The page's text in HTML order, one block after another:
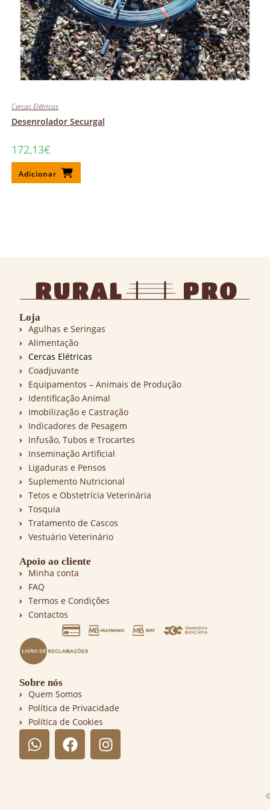
Cercas Elétricas
Desenrolador Securgal
172,13€
Adicionar
Loja
Agulhas e Seringas
Alimentação
Cercas Elétricas
Coadjuvante
Equipamentos – Animais de Produção
Identificação Animal
Imobilização e Castração
Indicadores de Pesagem
Infusão, Tubos e Trocartes
Inseminação Artificial
Ligaduras e Pensos
Suplemento Nutricional
Tetos e Obstetrícia Veterinária
Tosquia
Tratamento de Cascos
Vestuário Veterinário
Apoio ao cliente
Minha conta
FAQ
Termos e Condições
Contactos
Sobre nós
Quem Somos
Política de Privacidade
Política de Cookies